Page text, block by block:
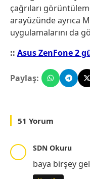
çağrıları
arayüzünde ayrıca
uygulamalarını da
:: Asus ZenFone 2
Paylaş:
51 Yorum
SDN Okuru
baya birşey